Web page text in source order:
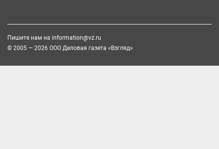
Пишите нам на information@vz.ru
© 2005 — 2026 ООО Деловая газета «Взгляд»